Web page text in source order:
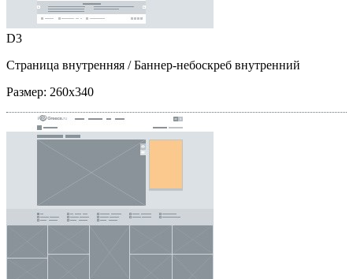
D3
Страница внутренняя / Баннер-небоскреб внутренний
Размер: 260x340